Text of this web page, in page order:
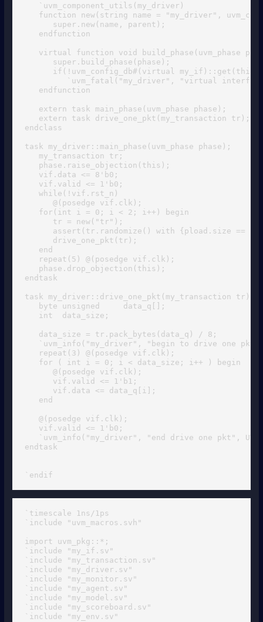
   `uvm_component_utils(my_driver)
function new(string name = "my_driver",
      super.new(name, parent);
   endfunction
virtual function void build_phase(uvm_phase
      super.build_phase(phase);
if(!uvm_config_db#(virtual my_if)::get(this,
`uvm_fatal("my_driver", "virtual
   endfunction
   extern task main_phase(uvm_phase phase);
   extern task drive_one_pkt(my_transaction tr);
endclass
task my_driver::main_phase(uvm_phase phase);
   my_transaction tr;
   phase.raise_objection(this);
   vif.data <= 8'b0;
   vif.valid <= 1'b0;
   while(!vif.rst_n)
      @(posedge vif.clk);
   for(int i = 0; i < 2; i++) begin
      tr = new("tr");
assert(tr.randomize() with {pload.size ==
      drive_one_pkt(tr);
   end
   repeat(5) @(posedge vif.clk);
   phase.drop_objection(this);
endtask
task my_driver::drive_one_pkt(my_transaction tr);
   byte unsigned     data_q[];
   int  data_size;
   data_size = tr.pack_bytes(data_q) / 8;
`uvm_info("my_driver", "begin to drive one
   repeat(3) @(posedge vif.clk);
   for ( int i = 0; i < data_size; i++ ) begin
      @(posedge vif.clk);
      vif.valid <= 1'b1;
      vif.data <= data_q[i];
   end
   @(posedge vif.clk);
   vif.valid <= 1'b0;
`uvm_info("my_driver", "end drive one pkt",
endtask
`endif
`timescale 1ns/1ps
`include "uvm_macros.svh"
import uvm_pkg::*;
`include "my_if.sv"
`include "my_transaction.sv"
`include "my_driver.sv"
`include "my_monitor.sv"
`include "my_agent.sv"
`include "my_model.sv"
`include "my_scoreboard.sv"
`include "my_env.sv"